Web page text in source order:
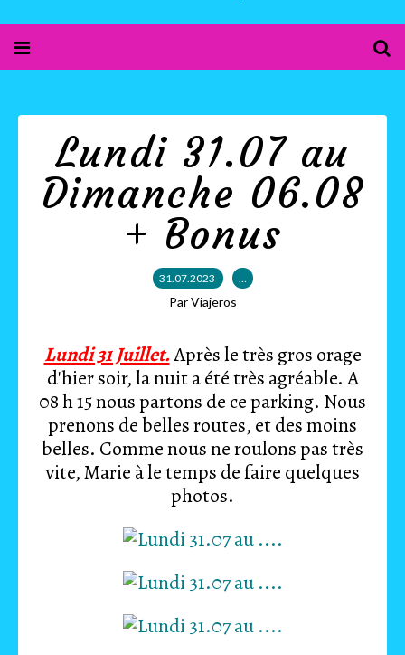
Lundi 31.07 au
Dimanche 06.08
+ Bonus
31.07.2023 …
Par Viajeros
Lundi 31 Juillet.Après le très gros orage
d'hier soir, la nuit a été très agréable. A
08 h 15 nous partons de ce parking. Nous
prenons de belles routes, et des moins
belles. Comme nous ne roulons pas très
vite, Marie à le temps de faire quelques
photos.